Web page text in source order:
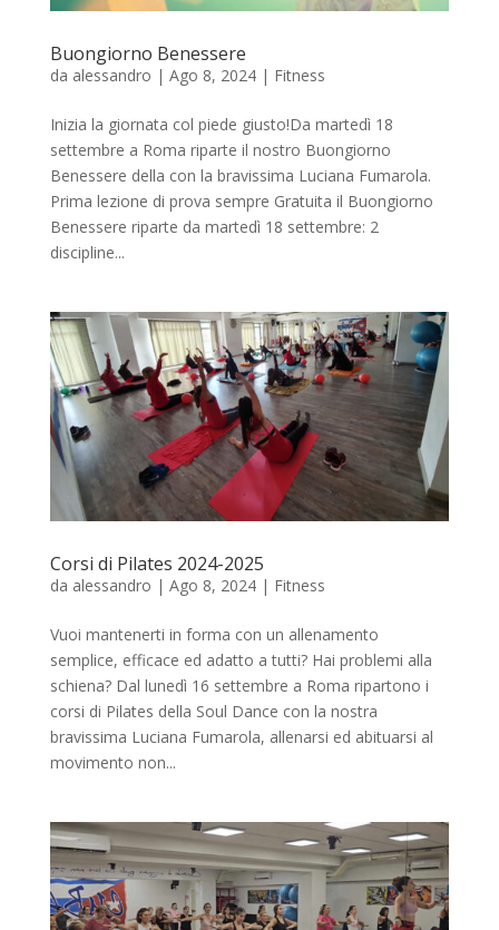
Buongiorno Benessere
da alessandro | Ago 8, 2024| Fitness
Inizia la giornata col piede giusto!Da martedì 18
settembre a Roma riparte il nostro Buongiorno
Benessere della con la bravissima Luciana Fumarola.
Prima lezione di prova sempre Gratuita il Buongiorno
Benessere riparte da martedì 18 settembre: 2
discipline...
Corsi di Pilates 2024-2025
da alessandro | Ago 8, 2024| Fitness
Vuoi mantenerti in forma con un allenamento
semplice, efficace ed adatto a tutti? Hai problemi alla
schiena? Dal lunedì 16 settembre a Roma ripartono i
corsi di Pilates della Soul Dance con la nostra
bravissima Luciana Fumarola, allenarsi ed abituarsi al
movimento non...